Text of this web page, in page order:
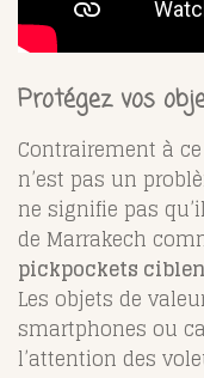
Protégez vos
Contrairement à
n’est pas un
ne signifie pas
de Marrakech
pickpockets
Les objets de
smartphones ou
l’attention des